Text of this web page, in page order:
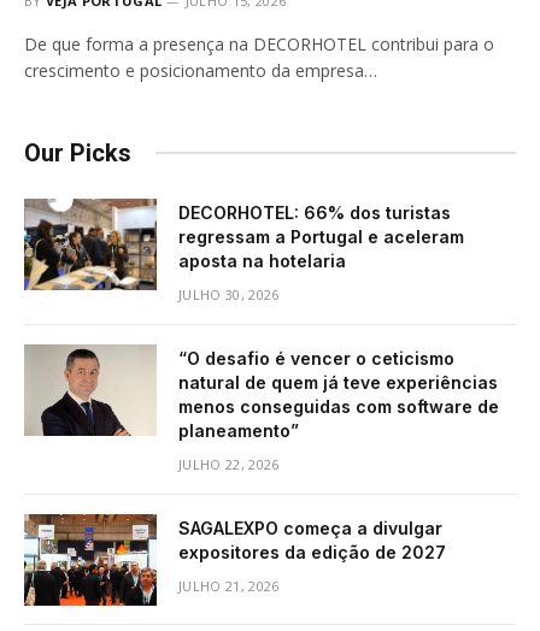
De que forma a presença na DECORHOTEL contribui para o
crescimento e posicionamento da empresa…
Our Picks
DECORHOTEL: 66% dos turistas
regressam a Portugal e aceleram
aposta na hotelaria
JULHO 30, 2026
“O desafio é vencer o ceticismo
natural de quem já teve experiências
menos conseguidas com software de
planeamento”
JULHO 22, 2026
SAGALEXPO começa a divulgar
expositores da edição de 2027
JULHO 21, 2026